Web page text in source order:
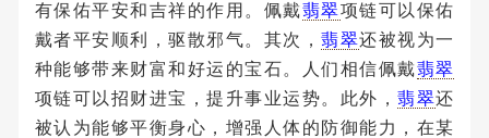
有保佑平安和吉祥的作用。佩戴翡翠项链可以保佑
戴者平安顺利，驱散邪气。其次，翡翠还被视为一
种能够带来财富和好运的宝石。人们相信佩戴翡翠
项链可以招财进宝，提升事业运势。此外，翡翠还
被认为能够平衡身心，增强人体的防御能力，在某